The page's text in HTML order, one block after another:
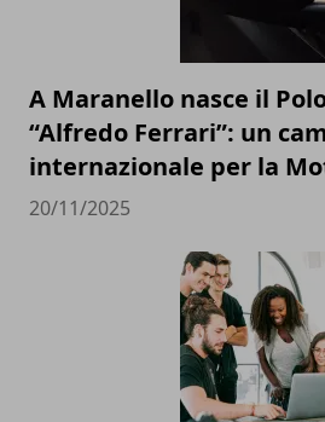
A Maranello nasce il
“Alfredo Ferrari”: un
internazionale per la
20/11/2025